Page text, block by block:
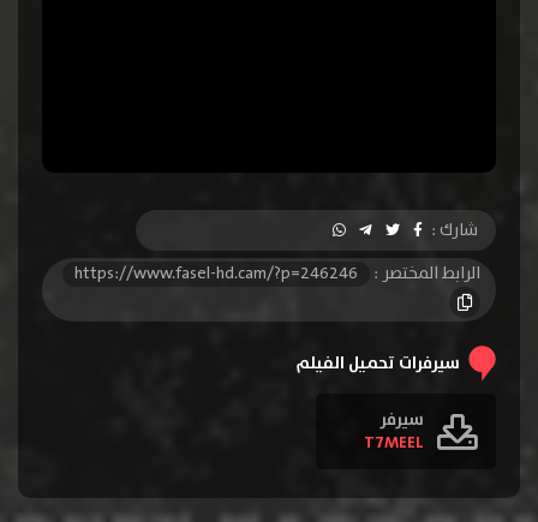
شارك :
الرابط المختصر :
https://www.fasel-hd.cam/?p=246246
سيرفرات تحميل الفيلم
سيرفر
T7MEEL